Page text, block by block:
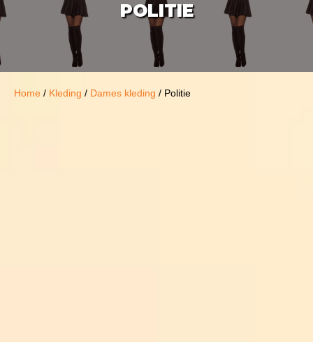
POLITIE
Home / Kleding / Dames kleding / Politie